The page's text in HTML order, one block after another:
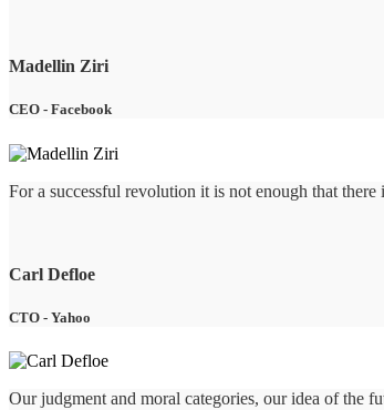
Madellin Ziri
CEO - Facebook
For a successful revolution it is not enough that
Carl Defloe
CTO - Yahoo
Our judgment and moral categories, our idea of the